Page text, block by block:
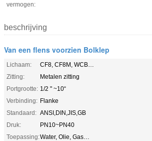
vermogen:
beschrijving
Van een flens voorzien Bolklep
Lichaam:
CF8, CF8M, WCB…
Zitting:
Metalen zitting
Portgrootte: 1/2 " ~10“
Verbinding: Flanke
Standaard: ANSI,DIN,JIS,GB
Druk:
PN10~PN40
Toepassing:Water, Olie, Gas…